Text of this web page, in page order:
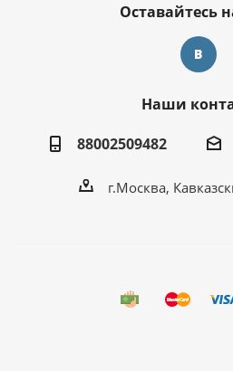
Оставайтесь
Наши
88002509482
г.Москва,